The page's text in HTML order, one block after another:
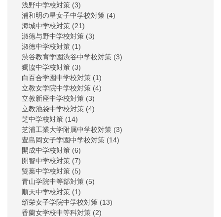
浅野中学校対策 (3)
浦和明の星女子中学校対策 (4)
海城中学校対策 (21)
淑徳与野中学校対策 (3)
淑徳中学校対策 (1)
渋谷教育学園渋谷中学校対策 (3)
獨協中学校対策 (3)
白百合学園中学校対策 (1)
立教女学院中学校対策 (4)
立教新座中学校対策 (3)
立教池袋中学校対策 (4)
芝中学校対策 (14)
芝浦工業大学附属中学校対策 (3)
豊島岡女子学園中学校対策 (14)
開成中学校対策 (6)
開智中学校対策 (7)
雙葉中学校対策 (5)
青山学院中等部対策 (5)
順天中学校対策 (1)
頌栄女子学院中学校対策 (13)
香蘭女学校中等科対策 (2)